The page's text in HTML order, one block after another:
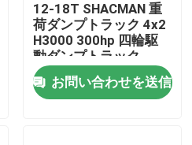
12-18T SHACMAN 重
荷ダンプトラック 4x2
H3000 300hp 四輪駆
動ダンプトラック
お問い合わせを送信